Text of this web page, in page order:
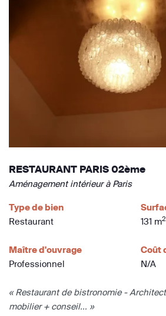
RESTAURANT PARIS 02ème
Aménagement intérieur à Paris
Type de bien
Restaurant
131 m2
Maître d'ouvrage
Professionnel
Coût
N/A
« Restaurant de bistronomie -
mobilier + conseil... »